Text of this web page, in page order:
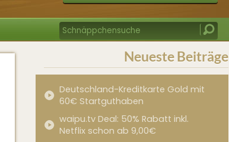
Neueste Beiträge
Deutschland-Kreditkarte Gold mit
60€ Startguthaben
waipu.tv Deal: 50% Rabatt inkl.
Netflix schon ab 9,00€